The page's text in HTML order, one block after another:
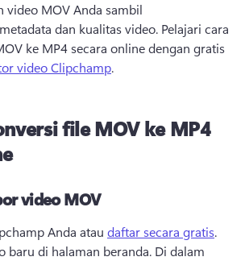
video MOV Anda sambil
dan kualitas video. Pelajari cara
ke MP4 secara online dengan gratis
video Clipchamp.
file MOV ke MP4
video MOV
Anda atau daftar secara gratis
baru di halaman beranda. Di dalam